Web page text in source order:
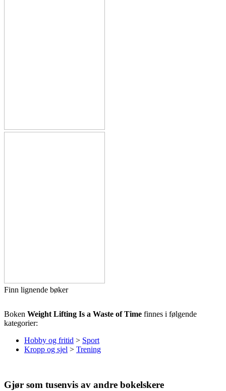
Finn lignende bøker
Boken Weight Lifting Is a Waste of Time finnes i følgende
kategorier:
Hobby og fritid > Sport
Kropp og sjel > Trening
Gjør som tusenvis av andre bokelskere